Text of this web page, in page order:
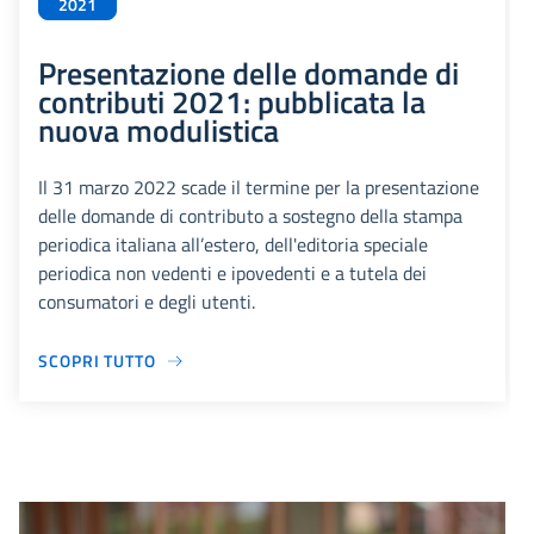
2021
Presentazione delle domande di
contributi 2021: pubblicata la
nuova modulistica
Il 31 marzo 2022 scade il termine per la presentazione
delle domande di contributo a sostegno della stampa
periodica italiana all’estero, dell'editoria speciale
periodica non vedenti e ipovedenti e a tutela dei
consumatori e degli utenti.
SCOPRI TUTTO